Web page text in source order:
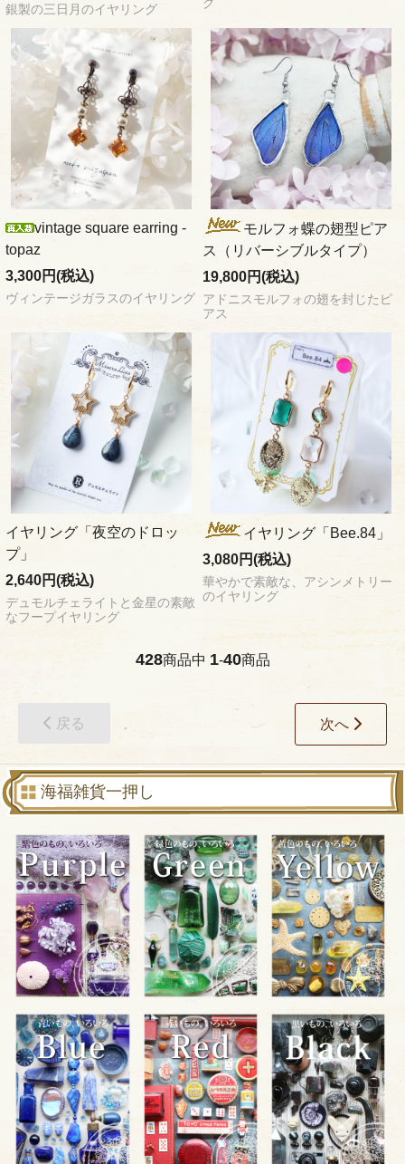
銀製の三日月のイヤリング グ
vintage square earring -
topaz
3,300円(税込)
ヴィンテージガラスのイヤリング
モルフォ蝶の翅型ピア
ス（リバーシブルタイプ）
19,800円(税込)
アドニスモルフォの翅を封じたピ
アス
イヤリング「夜空のドロッ
プ」
2,640円(税込)
デュモルチェライトと金星の素敵
なフープイヤリング
イヤリング「Bee.84」
3,080円(税込)
華やかで素敵な、アシンメトリー
のイヤリング
428商品中 1-40商品
戻る 次へ
海福雑貨一押し